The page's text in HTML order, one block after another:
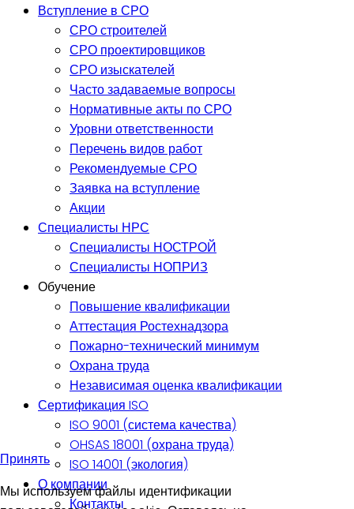
Вступление в СРО
СРО строителей
СРО проектировщиков
СРО изыскателей
Часто задаваемые вопросы
Нормативные акты по СРО
Уровни ответственности
Перечень видов работ
Рекомендуемые СРО
Заявка на вступление
Акции
Специалисты НРС
Специалисты НОСТРОЙ
Специалисты НОПРИЗ
Обучение
Повышение квалификации
Аттестация Ростехнадзора
Пожарно-технический минимум
Охрана труда
Независимая оценка квалификации
Сертификация ISO
ISO 9001 (система качества)
OHSAS 18001 (охрана труда)
ISO 14001 (экология)
О компании
Контакты
Принять
Мы используем файлы идентификации